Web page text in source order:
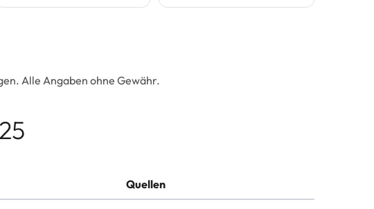
Alle Angaben ohne Gewähr.
Quellen